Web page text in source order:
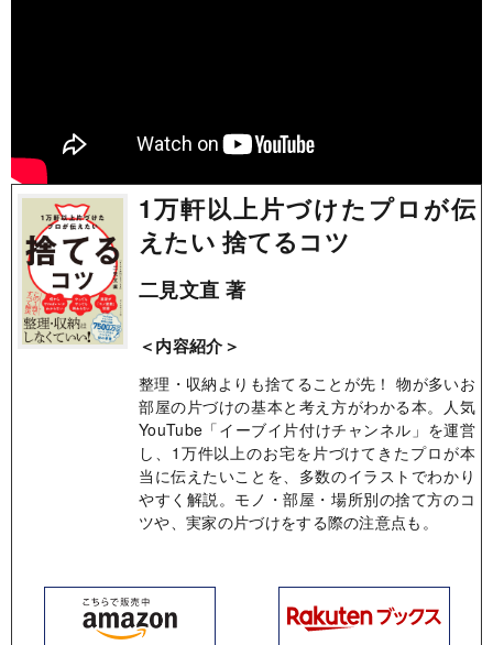
1万軒以上片づけたプロが伝
えたい 捨てるコツ
二見文直 著
＜内容紹介＞
整理・収納よりも捨てることが先！ 物が多いお
部屋の片づけの基本と考え方がわかる本。人気
YouTube「イーブイ片付けチャンネル」を運営
し、1万件以上のお宅を片づけてきたプロが本
当に伝えたいことを、多数のイラストでわかり
やすく解説。モノ・部屋・場所別の捨て方のコ
ツや、実家の片づけをする際の注意点も。